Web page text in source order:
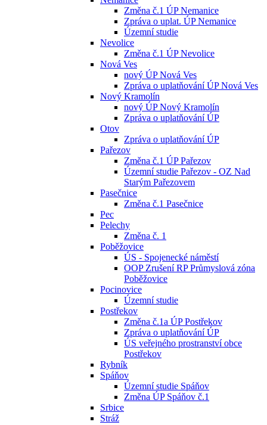
Změna č.1 ÚP Nemanice
Zpráva o uplat. ÚP Nemanice
Územní studie
Nevolice
Změna č.1 ÚP Nevolice
Nová Ves
nový ÚP Nová Ves
Zpráva o uplatňování ÚP Nová Ves
Nový Kramolín
nový ÚP Nový Kramolín
Zpráva o uplatňování ÚP
Otov
Zpráva o uplatňování ÚP
Pařezov
Změna č.1 ÚP Pařezov
Územní studie Pařezov - OZ Nad
Starým Pařezovem
Pasečnice
Změna č.1 Pasečnice
Pec
Pelechy
Změna č. 1
Poběžovice
ÚS - Spojenecké náměstí
OOP Zrušení RP Průmyslová zóna
Poběžovice
Pocinovice
Územní studie
Postřekov
Změna č.1a ÚP Postřekov
Zpráva o uplatňování ÚP
ÚS veřejného prostranství obce
Postřekov
Rybník
Spáňov
Územní studie Spáňov
Změna ÚP Spáňov č.1
Srbice
Stráž